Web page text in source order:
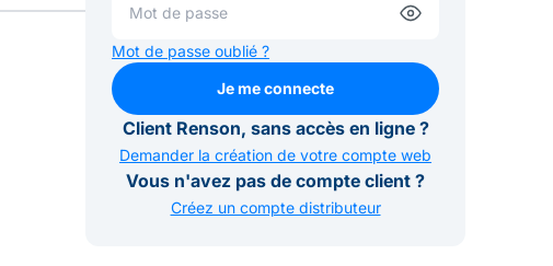
Mot de passe oublié ?
Je me connecte
Client Renson, sans accès en ligne ?
Demander la création de votre compte web
Vous n'avez pas de compte client ?
Créez un compte distributeur